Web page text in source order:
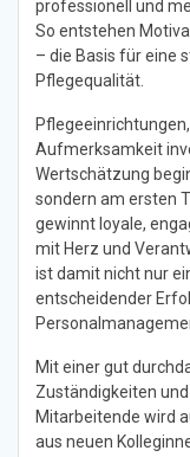
professionell und
So entstehen
– die Basis für eine
Pflegequalität.
Aufmerksamkeit
Wertschätzung
sondern am ersten
gewinnt loyale,
mit Herz und
ist damit nicht nur
entscheidender
Mit einer gut
Zuständigkeiten
Mitarbeitende wird
aus neuen